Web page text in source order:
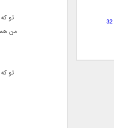
تو
من
تو